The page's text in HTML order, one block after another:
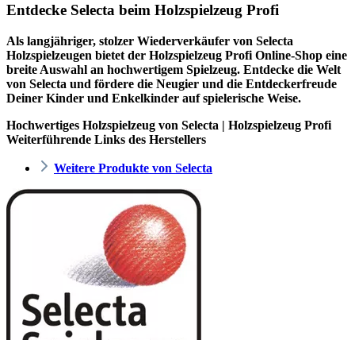
Entdecke Selecta beim Holzspielzeug Profi
Als langjähriger, stolzer Wiederverkäufer von Selecta
Holzspielzeugen bietet der Holzspielzeug Profi Online-Shop eine
breite Auswahl an hochwertigem Spielzeug. Entdecke die Welt
von Selecta und fördere die Neugier und die Entdeckerfreude
Deiner Kinder und Enkelkinder auf spielerische Weise.
Hochwertiges Holzspielzeug von Selecta | Holzspielzeug Profi
Weiterführende Links des Herstellers
Weitere Produkte von Selecta